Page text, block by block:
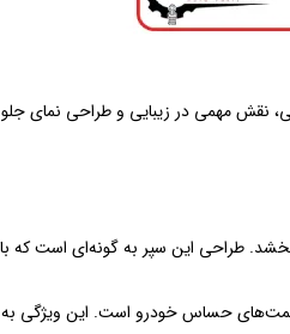
نقش مهمی در زیبایی و طراحی نمای
می‌بخشد. طراحی این سپر به گونه‌ای است
حساس خودرو است. این ویژگی به